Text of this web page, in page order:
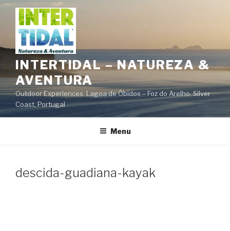
Saltar
conteúdo
INTERTIDAL – NATUREZA &
AVENTURA
Outdoor Experiences. Lagoa de Óbidos – Foz do Arelho. Silver
Coast, Portugal
Menu
descida-guadiana-kayak